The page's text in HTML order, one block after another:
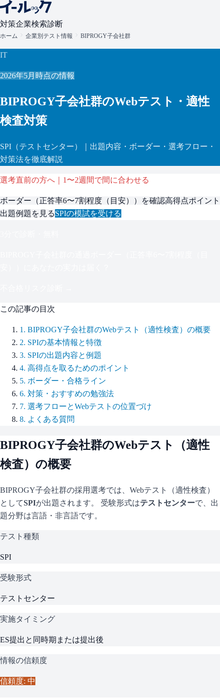
対策企業検索診断
ホーム 企業別テスト情報 BIPROGY子会社群
IT
2026年5月 時点の情報
BIPROGY子会社群のWebテスト・適性
検査対策
SPI （テストセンター）
｜出題内容・ボーダー・選考フロー・
対策法を徹底解説
選考直前の方へ｜1〜2週間で間に合わせる
ボーダー（正答率6〜7割程度（目安） ）を確認高得点ポイント
出題例題を見るSPIの模試を受ける
この記事の目次
1 . BIPROGY子会社群のWebテスト（適性検査）の概要
2. SPIの基本情報と特徴
3. SPIの出題内容と例題
4. 高得点を取るためのポイント
5. ボーダー・合格ライン
6. 対策・おすすめの勉強法
7. 選考フローとWebテストの位置づけ
8. よくある質問
BIPROGY子会社群のWebテスト（適性
検査）の概要
BIPROGY子会社群の採用選考では、Webテスト（適性検査）
としてSPIが出題されます。 受験形式はテストセンターで、 出
題分野は言語・非言語です。
テスト種類
SPI
受験形式
テストセンター
実施タイミング
ES提出と同時期または提出後
情報の信頼度
信頼度: 中